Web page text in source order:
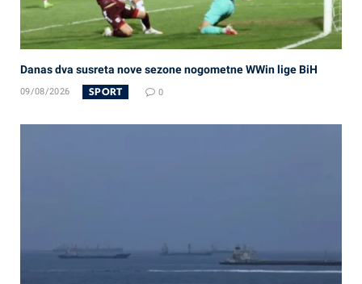
Danas dva susreta nove sezone nogometne WWin lige BiH
09/08/2026 SPORT 0